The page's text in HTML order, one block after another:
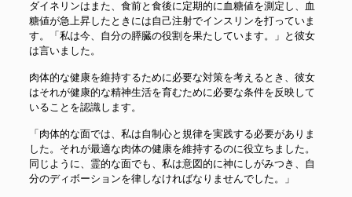
ダイネリンはまた、食前と食後に定期的に血糖値を測定し、血
糖値が急上昇したときには自己注射でインスリンを打っていま
す。「私は今、自分の膵臓の役割を果たしています。」と彼女
は言いました。
肉体的な健康を維持するために必要な対策を考えるとき、彼女
はそれが健康的な精神生活を育むために必要な条件を反映して
いることを認識します。
「肉体的な面では、私は自制心と規律を実践する必要がありま
した。それが最適な肉体の健康を維持するのに役立ちました。
同じように、霊的な面でも、私は意図的に神にしがみつき、自
分のディボーションを律しなければなりませんでした。」